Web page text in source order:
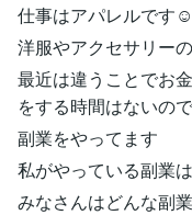
仕事はアパレルです☺
洋服やアクセサリー
最近は違うことでお
をする時間はないので
副業をやってます
私がやっている副業
みなさんはどんな副